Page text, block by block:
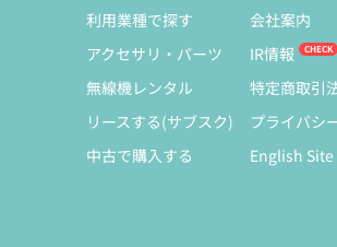
利用業種で探す
アクセサリ・パーツ
無線機レンタル
リースする(サブスク)
中古で購入する
会社案内
IR情報
特定商取引
プライバシ
English Site